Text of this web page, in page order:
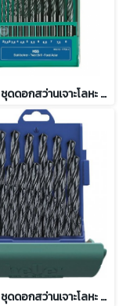
HELLER ชุดดอกสว่านเจาะโลหะ HSS-R 13 ดอก/ชุด 2-8 มิล รุ่น 17734 4
HELLER ชุดดอกสว่านเจาะโลหะ HSS-R 25 ดอก/ชุด 1-13 มิล รุ่น 18371 0